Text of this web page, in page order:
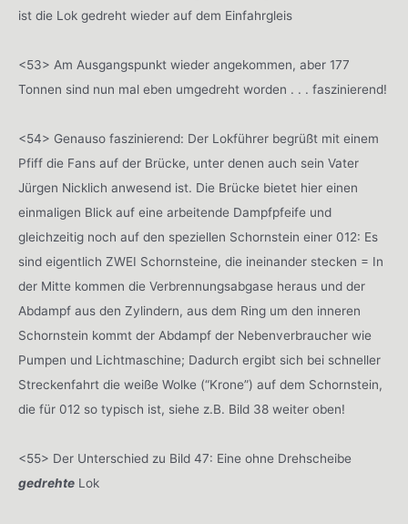
ist die Lok gedreht wieder auf dem Einfahrgleis
<53> Am Ausgangspunkt wieder angekommen, aber 177
Tonnen sind nun mal eben umgedreht worden . . . faszinierend!
<54> Genauso faszinierend: Der Lokführer begrüßt mit einem
Pfiff die Fans auf der Brücke, unter denen auch sein Vater
Jürgen Nicklich anwesend ist. Die Brücke bietet hier einen
einmaligen Blick auf eine arbeitende Dampfpfeife und
gleichzeitig noch auf den speziellen Schornstein einer 012: Es
sind eigentlich ZWEI Schornsteine, die ineinander stecken = In
der Mitte kommen die Verbrennungsabgase heraus und der
Abdampf aus den Zylindern, aus dem Ring um den inneren
Schornstein kommt der Abdampf der Nebenverbraucher wie
Pumpen und Lichtmaschine; Dadurch ergibt sich bei schneller
Streckenfahrt die weiße Wolke (“Krone”) auf dem Schornstein,
die für 012 so typisch ist, siehe z.B. Bild 38 weiter oben!
<55> Der Unterschied zu Bild 47: Eine ohne Drehscheibe
gedrehte Lok